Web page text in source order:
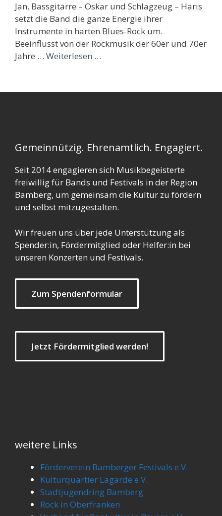
Jan, Bassgitarre – Oskar und Schlagzeug – Haris
setzt die Band die ganze Energie ihrer
Instrumente in harten Blues-Rock um.
Beeinflusst von der Rockmusik der 60er und 70er
Jahre … Weiterlesen …
Gemeinnützig. Ehrenamtlich. Engagiert.
Seit 2014 engagieren sich Musikbegeisterte
freiwillig für Bands und Festivals in der Region
Bamberg, um gemeinsam die Kultur zu fördern
und selbst mitzugestalten.
Wir freuen uns über jede Unterstützung als
Spender:in, Fördermitglied oder Helfer:in bei
unseren Konzerten und Festivals.
Zum Spendenformular
Jetzt Fördermitglied werden!
weitere Links
Förderverein Bamberger Festivals e.V.
Kulturquartier Lagarde e.V.
Stadtjugendring Bamberg
Rock in Oberfranken